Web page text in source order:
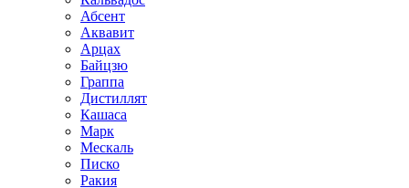
Абсент
Аквавит
Арцах
Байцзю
Граппа
Дистиллят
Кашаса
Марк
Мескаль
Писко
Ракия